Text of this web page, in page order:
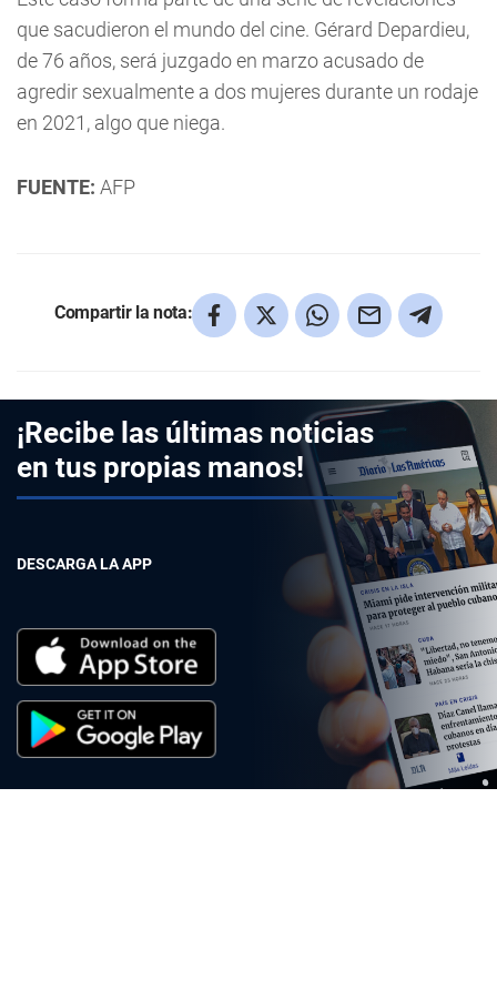
que sacudieron el mundo del cine. Gérard Depardieu,
de 76 años, será juzgado en marzo acusado de
agredir sexualmente a dos mujeres durante un rodaje
en 2021, algo que niega.
FUENTE: AFP
Compartir la nota:
¡Recibe las últimas noticias
en tus propias manos!
DESCARGA LA APP